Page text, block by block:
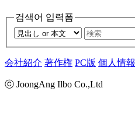
검색어 입력폼
会社紹介 著作権 PC版 個人情報
ⓒ JoongAng Ilbo Co.,Ltd